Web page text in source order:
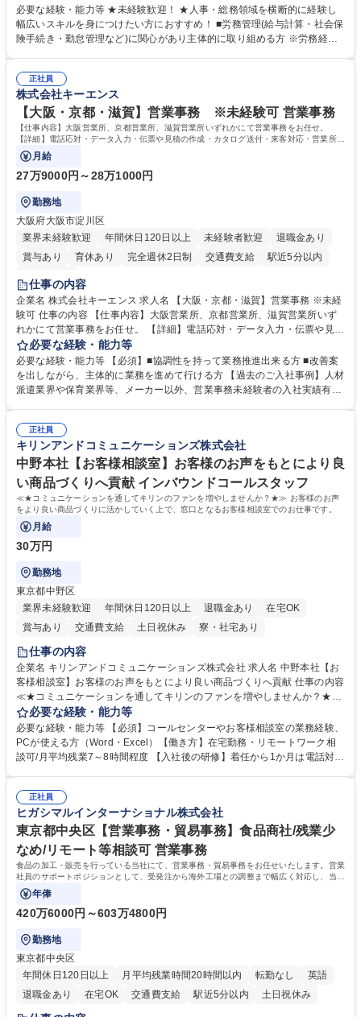
営を支えるゼネラリストをめざせます。 ・初期業務：労働時間管理、給与
計算、社会保険対応、福利厚生管理、安全衛生、健康経営推進等をお任せ
します。ご経験に応じて、休職者管理など、幅広く経験を積んでいただき
幅広く経験を積みたい意欲がある方に最適な環境です。 募集職種 【総
務・人事】未経験歓迎/日立グループ/組織運営を支えるゼネラリストを目
指す
必要な経験・能力等 ★未経験歓迎！ ★人事・総務領域を横断的に経験し
幅広いスキルを身につけたい方におすすめ！ ■労務管理(給与計算・社会保
険手続き・勤怠管理など)に関心があり主体的に取り組める方 ※労務経験
のご経験 ■労務管理（給与計算・社会保険手続き・勤怠管理など）の経験
■衛生管理者の資格をお持ちの方 学歴・資格 学歴：大学院 大学 高専 短大
専修学校 高校 語学力： 資格：
正社員
株式会社キーエンス
【大阪・京都・滋賀】営業事務 ※未経験可 営業事務
【仕事内容】大阪営業所、京都営業所、滋賀営業所いずれかにて営業事務をお任せ。
【詳細】電話応対・データ入力・伝票や見積の作成・カタログ送付・来客対応・営業所内
で発生する事務業務や業務改善をお任せ。
月給
27万9000円～28万1000円
勤務地
大阪府大阪市淀川区
業界未経験歓迎
年間休日120日以上 未経験者歓迎
退職金あり
賞与あり
育休あり 完全週休2日制 交通費支給
駅近5分以内
土日祝休み
仕事の内容
企業名 株式会社キーエンス 求人名 【大阪・京都・滋賀】営業事務 ※未経
験可 仕事の内容 【仕事内容】大阪営業所、京都営業所、滋賀営業所いず
れかにて営業事務をお任せ。 【詳細】電話応対・データ入力・伝票や見積
の作成・カタログ送付・来客対応・営業所内で発生する事務業務や業務改
善をお任せ。 【教育制度】ご入社後、育成担当とペアになりながらOJTに
て業務を覚えていただくことが可能です。業務システムがきちんと構築さ
れているため、スムーズに仕事に慣れることができる環境です。また、
募集職種 【大阪・京都・滋賀】営業事務 ※未経験可
必要な経験・能力等
必要な経験・能力等 【必須】■協調性を持って業務推進出来る方 ■改善案
を出しながら、主体的に業務を進めて行ける方 【過去のご入社事例】人材
派遣業界や保育業界等、メーカー以外、営業事務未経験者の入社実績有
えて、お客様や社員の状況に合わせ、能動的なサポート、改善の動きも期
待され。組織を支えるスペシャリストとして、チームに貢献し、結果的に
社員から頼られる存在になることができます。平均19:30の退勤以降の業
務の持ち帰りも禁止されており、メリハリのある働き方となります。 学
歴・資格 学歴：大学院 大学 高専 短大 語学力： 資格：
正社員
キリンアンドコミュニケーションズ株式会社
中野本社【お客様相談室】お客様のお声をもとにより良
い商品づくりへ貢献 インバウンドコールスタッフ
≪★コミュニケーションを通してキリンのファンを増やしませんか？★≫ お客様のお声
をより良い商品づくりに活かしていく上で、窓口となるお客様相談室でのお仕事です。
月給
30万円
勤務地
東京都中野区
業界未経験歓迎
年間休日120日以上 退職金あり
在宅OK
賞与あり
交通費支給 土日祝休み 寮・社宅あり
仕事の内容
企業名 キリンアンドコミュニケーションズ株式会社 求人名 中野本社【お
客様相談室】お客様のお声をもとにより良い商品づくりへ貢献 仕事の内容
≪★コミュニケーションを通してキリンのファンを増やしませんか？★≫
お客様のお声をより良い商品づくりに活かしていく上で、窓口となるお客
様相談室でのお仕事です。 日々お客様からいただくキリングループへのご
意見を、企業活動に活かしています。お客様からの声に迅速かつ誠意をも
って対応、情報提供するとともにグループ内活動に反映しています。 【具
平均100件前後■メール・手紙：同上40件前後 募集職種 中野本社【お客様
相談室】お客様のお声をもとにより良い商品づくりへ貢献
必要な経験・能力等
必要な経験・能力等 【必須】コールセンターやお客様相談室の業務経験、
PCが使える方（Word・Excel）【働き方】在宅勤務・リモートワーク相
談可/月平均残業7～8時間程度 【入社後の研修】着任から1か月は電話対応
すのでご安心ください。 【当社について】キリングループの広報機能を担
う会社として、お客様との出会いを大切にし、磨き上げたホスピタリティ
を込めてコミュニケーションをとりながら広報関連業務を行っておりま
す。 学歴・資格 学歴：大学院 大学 高専 短大 専修学校 高校 語学力： 資
格：
正社員
ヒガシマルインターナショナル株式会社
東京都中央区【営業事務・貿易事務】食品商社/残業少
なめ/リモート等相談可 営業事務
食品の加工・販売を行っている当社にて、営業事務・貿易事務をお任せいたします。営業
社員のサポートポジションとして、受発注から海外工場との調整まで幅広く対応し、当社
事業の根幹を支えていただきます。
年俸
420万6000円～603万4800円
勤務地
東京都中央区
年間休日120日以上
月平均残業時間20時間以内 転勤なし
英語
退職金あり
在宅OK 交通費支給 駅近5分以内 土日祝休み